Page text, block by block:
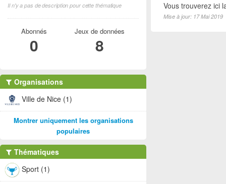
Vous trouverez ici
Mise à jour: 17 Mai 2019
Il n'y a pas de description pour cette thématique
Abonnés
0
Jeux de données
8
Organisations
Ville de Nice (1)
Montrer uniquement les organisations
populaires
Thématiques
Sport (1)